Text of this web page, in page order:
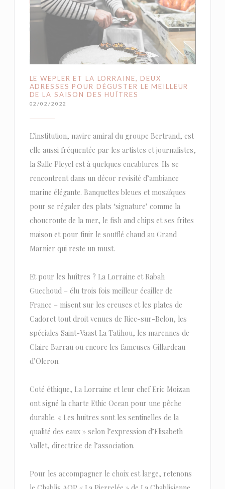
LE WEPLER ET LA LORRAINE, DEUX
ADRESSES POUR DÉGUSTER LE MEILLEUR
DE LA SAISON DES HUÎTRES
02/02/2022
L’institution, navire amiral du groupe Bertrand, est
elle aussi fréquentée par les artistes et journalistes,
la Salle Pleyel est à quelques encablures. Ils se
rencontrent dans un décor revisité d’ambiance
marine élégante. Banquettes bleues et mosaïques
pour se régaler des plats ‘signature’ comme la
choucroute de la mer, le fish and chips et ses frites
maison et pour finir le soufflé chaud au Grand
Marnier qui reste un must.
Et pour les huîtres ? La Lorraine et Rabah
Guechoud – élu trois fois meilleur écailler de
France – misent sur les creuses et les plates de
Cadoret tout droit venues de Riec-sur-Belon, les
spéciales Saint-Vaast La Tatihou, les marennes de
Claire Barrau ou encore les fameuses Gillardeau
d’Oleron.
Coté éthique, La Lorraine et leur chef Eric Moizan
ont signé la charte Ethic Ocean pour une pêche
durable. « Les huitres sont les sentinelles de la
qualité des eaux » selon l’expression d’Elisabeth
Vallet, directrice de l’association.
Pour les accompagner le choix est large, retenons